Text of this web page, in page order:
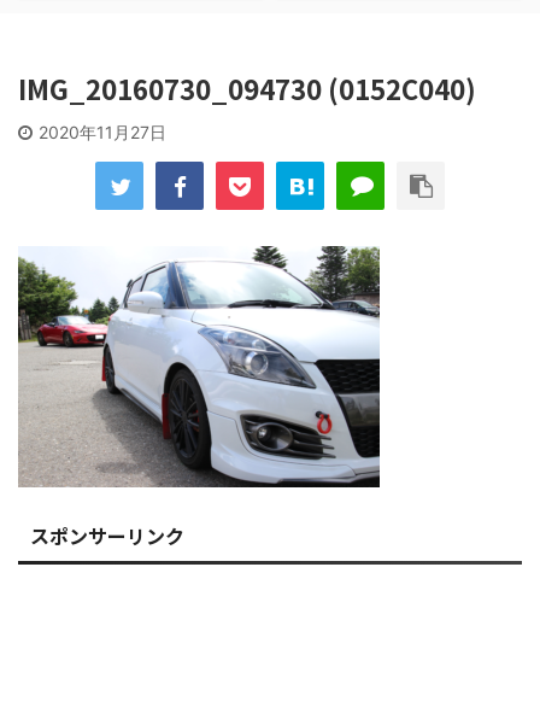
IMG_20160730_094730 (0152C040)
2020年11月27日
スポンサーリンク